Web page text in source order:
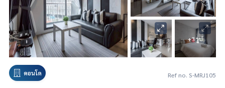
+3 รูป
คอนโด Ref no. S-MRJ105